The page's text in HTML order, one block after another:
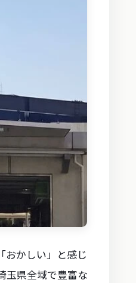
おかしい」と感じ
玉県全域で豊富な